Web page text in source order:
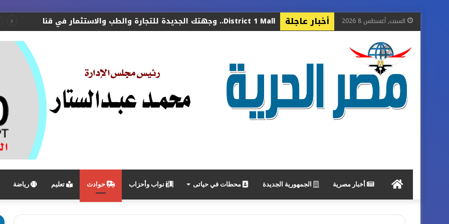
السبت, أغسطس 8 2026 أخبار عاجلة عودة العقيد لطفي عبده النجمي نائبا لمأمور مركز شرطة نقادة
مصر
أخبار مصرية الجمهورية الجديدة محطات في حياتى نواب وأحزاب حوادث تعليم رياضة